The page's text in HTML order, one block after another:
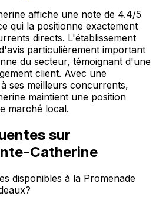
affiche une note de 4.4/5
qui la positionne exactement
directs. L'établissement
particulièrement important
du secteur, témoignant d'une
client. Avec une
ses meilleurs concurrents,
maintient une position
marché local.
sur
Catherine
disponibles à la Promenade